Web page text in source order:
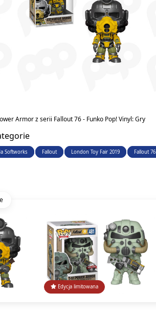
Armor z serii Fallout 76 - Funko Pop! Vinyl: Gry
Softworks Fallout London Toy Fair 2019 Fallout 76
Edycja limitowana